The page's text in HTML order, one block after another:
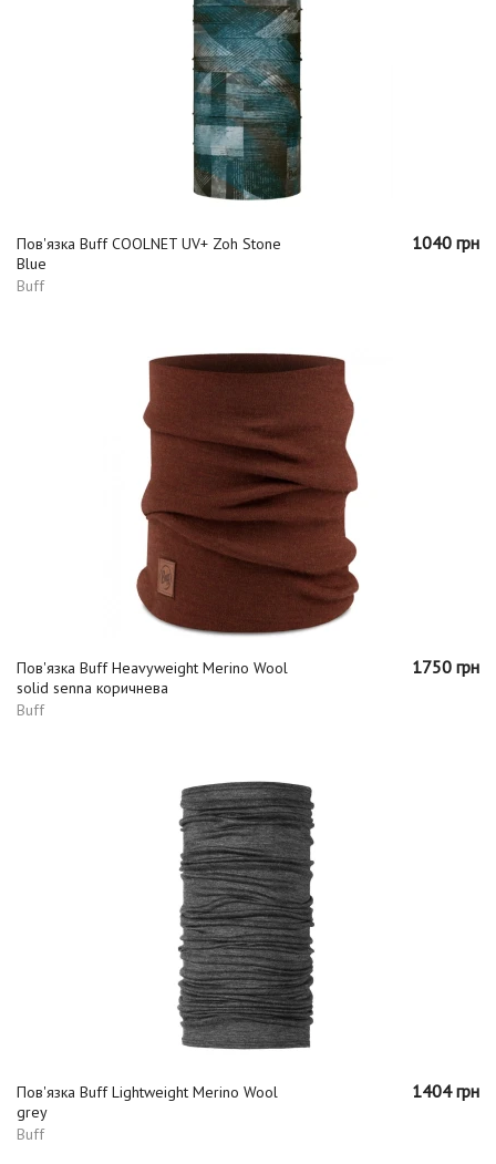
Пов'язка Buff COOLNET UV+ Zoh Stone
Blue
Buff
1040 грн
Пов'язка Buff Heavyweight Merino Wool
solid senna коричнева
Buff
1750 грн
Пов'язка Buff Lightweight Merino Wool
grey
Buff
1404 грн